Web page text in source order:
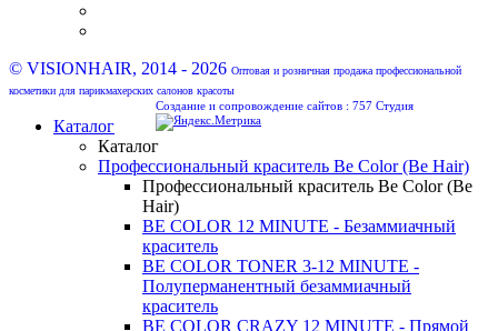
© VISIONHAIR, 2014 - 2026 Оптовая и розничная продажа профессиональной
косметики для парикмахерских салонов красоты
Создание и сопровождение сайтов : 757 Студия
Каталог
Каталог
Профессиональный краситель Be Color (Be Hair)
Профессиональный краситель Be Color (Be
Hair)
BE COLOR 12 MINUTE - Безаммиачный
краситель
BE COLOR TONER 3-12 MINUTE -
Полуперманентный безаммиачный
краситель
BE COLOR CRAZY 12 MINUTE - Прямой